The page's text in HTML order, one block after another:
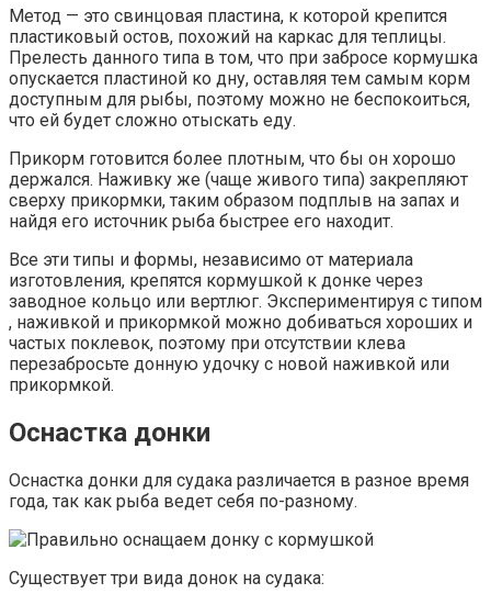
Метод — это свинцовая пластина, к которой крепится
пластиковый остов, похожий на каркас для теплицы.
Прелесть данного типа в том, что при забросе кормушка
опускается пластиной ко дну, оставляя тем самым корм
доступным для рыбы, поэтому можно не беспокоиться,
что ей будет сложно отыскать еду.
Прикорм готовится более плотным, что бы он хорошо
держался. Наживку же (чаще живого типа) закрепляют
сверху прикормки, таким образом подплыв на запах и
найдя его источник рыба быстрее его находит.
Все эти типы и формы, независимо от материала
изготовления, крепятся кормушкой к донке через
заводное кольцо или вертлюг. Экспериментируя с типом
, наживкой и прикормкой можно добиваться хороших и
частых поклевок, поэтому при отсутствии клева
перезабросьте донную удочку с новой наживкой или
прикормкой.
Оснастка донки
Оснастка донки для судака различается в разное время
года, так как рыба ведет себя по-разному.
Существует три вида донок на судака: